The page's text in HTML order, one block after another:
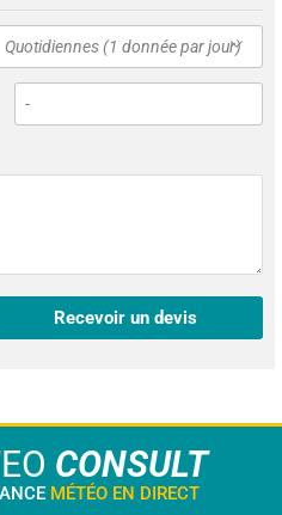
Quotidiennes (1 donnée par jour)
Recevoir un devis
CONSULT
MÉTÉO EN DIRECT